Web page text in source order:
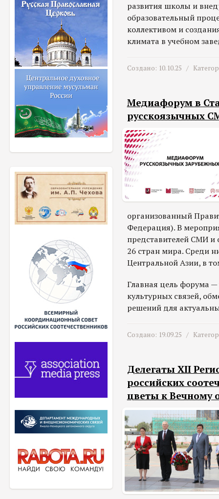
развития школы и
образовательный
коллективом и
климата в учебном
Создано: 10.10.25 /
Медиафорум в
русскоязычных
организованный
Федерация). В
представителей СМИ и
26 стран мира. Среди
Центральной Азии, в
Главная цель форума
культурных связей,
решений для
Создано: 19.09.25 /
Делегаты XII
российских
цветы к Вечному